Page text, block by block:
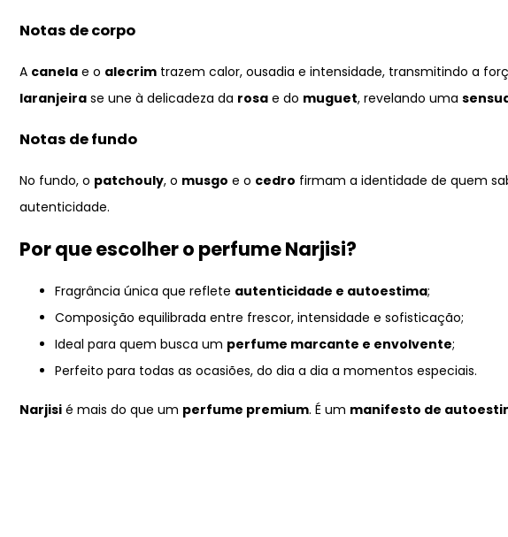
Notas de corpo
A canela e o alecrim trazem calor, ousadia e intensidade, transmitindo a
laranjeira se une à delicadeza da rosa e do muguet, revelando uma
Notas de fundo
No fundo, o patchouly, o musgo e o cedro firmam a identidade de quem
autenticidade.
Por que escolher o perfume Narjisi?
Fragrância única que reflete autenticidade e autoestima;
Composição equilibrada entre frescor, intensidade e sofisticação;
Ideal para quem busca um perfume marcante e envolvente;
Perfeito para todas as ocasiões, do dia a dia a momentos especiais.
Narjisi é mais do que um perfume premium. É um manifesto de